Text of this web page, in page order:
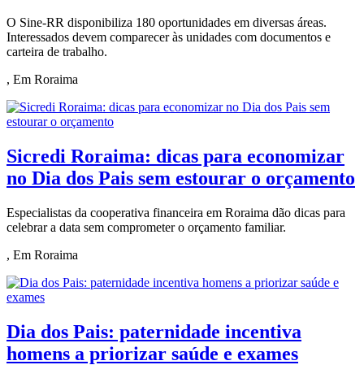
O Sine-RR disponibiliza 180 oportunidades em diversas áreas.
Interessados devem comparecer às unidades com documentos e
carteira de trabalho.
, Em Roraima
Sicredi Roraima: dicas para economizar
no Dia dos Pais sem estourar o orçamento
Especialistas da cooperativa financeira em Roraima dão dicas para
celebrar a data sem comprometer o orçamento familiar.
, Em Roraima
Dia dos Pais: paternidade incentiva
homens a priorizar saúde e exames